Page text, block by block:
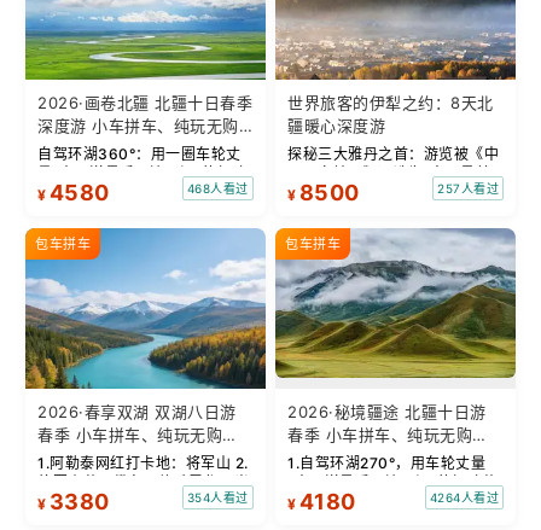
2026·画卷北疆 北疆十日春季
深度游 小车拼车、纯玩无购
物！
自驾环湖360°：用一圈车轮丈
量“大西洋最后一滴眼泪”的极致
蔚蓝。 赛湖旅拍：甄选多款风格
木湖绝美瞬间。 赛湖坦克300
跟车视频：专业摄影师...
¥ 4580 468人看过
世界旅客的伊犁之约：8天北
疆暖心深度游
探秘三大雅丹之首：游览被《中
国国家地理》评选为“中国最美
的三大雅丹”第一名的克拉玛依
的图瓦人最大村落——禾木村，
欣赏晨雾与小木...
¥ 8500 257人看过
包车拼车
2026·春享双湖 双湖八日游
春季 小车拼车、纯玩无购
物！
1.阿勒泰网红打卡地：将军山 2.
将军山落日缆车，体验雪都风光
3.将军山，夕阳派对，蹦迪
¥ 3380 354人看过
包车拼车
2026·秘境疆途 北疆十日游
春季 小车拼车、纯玩无购
物！
1.自驾环湖270°，用车轮丈量
“大西洋最后一滴眼泪”的极致蔚
蓝，让雪山、花海与深邃湖水在
¥ 4180 4264人看过